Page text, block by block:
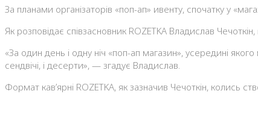
За планами організаторів «поп-ап» ивенту, спочатку у
Як розповідає співзасновник ROZETKA Владислав
«За один день і одну ніч «поп-ап магазин», усередині
сендвічі, і десерти», — згадує Владислав.
Формат кав’ярні ROZETKA, як зазначив Чечоткін, колись